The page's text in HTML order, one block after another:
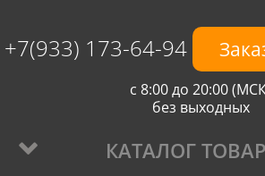
+7(933) 173-64-94
с 8:00 до 20:00
без выходных
КАТАЛОГ